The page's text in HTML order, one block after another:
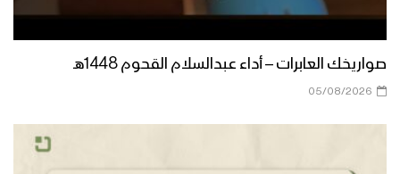
صواريخك العابرات – أداء عبدالسلام القحوم 1448هـ
05/08/2026